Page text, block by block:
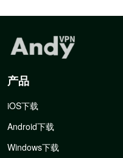
产品
iOS下载
Android下载
Windows下载